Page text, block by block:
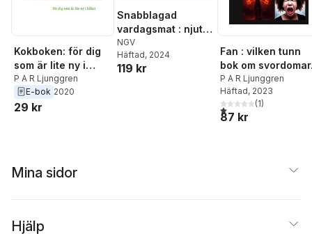
Kokboken: för dig
som är lite ny i
köket
P A R Ljunggren
E-bok 2020
29 kr
Snabblagad
vardagsmat : njut
utan stress
NGV
Häftad, 2024
119 kr
Fan : vilken tunn
bok om
P A R Ljunggren
Häftad, 2023
1,0utav 5 stjärnor.
(1)
87 kr
Mina sidor
Hjälp